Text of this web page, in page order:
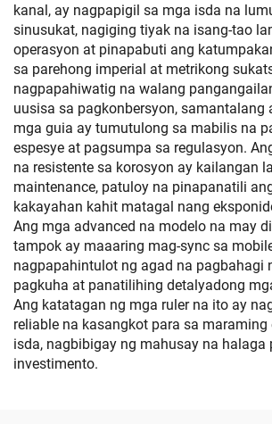
kanal, ay nagpapigil sa mga isda na
sinusukat, nagiging tiyak na isang-tao
operasyon at pinapabuti ang
sa parehong imperial at metrikong
nagpapahiwatig na walang
uusisa sa pagkonbersyon, samantalang
mga guia ay tumutulong sa mabilis na
espesye at pagsumpa sa regulasyon.
na resistente sa korosyon ay kailangan
maintenance, patuloy na pinapanatili
kakayahan kahit matagal nang
Ang mga advanced na modelo na may
tampok ay maaaring mag-sync sa
nagpapahintulot ng agad na pagbahagi
pagkuha at panatilihing detalyadong
Ang katatagan ng mga ruler na ito ay
reliable na kasangkot para sa maraming
isda, nagbibigay ng mahusay na halaga
investimento.